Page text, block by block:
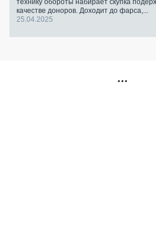
технику обороты набирает скупка
качестве доноров. Доходит до фарса,...
25.04.2025